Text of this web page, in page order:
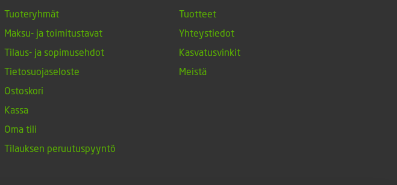
Tuoteryhmät
Maksu- ja toimitustavat
Tilaus- ja sopimusehdot
Tietosuojaseloste
Ostoskori
Kassa
Oma tili
Tilauksen peruutuspyyntö
Tuotteet
Yhteystiedot
Kasvatusvinkit
Meistä